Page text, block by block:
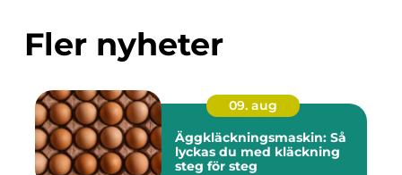
Fler nyheter
09. aug
Äggkläckningsmaskin: Så
lyckas du med kläckning
steg för steg